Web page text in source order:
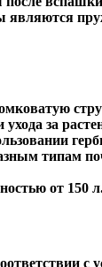
после
являются
за
типам